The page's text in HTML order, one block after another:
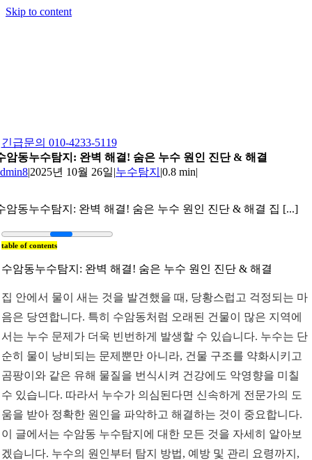
Skip to content
긴급문의 010-4233-5119
암동누수탐지: 완벽 해결! 숨은 누수 원인 진단 & 해결
|2025년 10월 26일|누수탐지 |0.8 min|
암동누수탐지: 완벽 해결! 숨은 누수 원인 진단 & 해결 집 [...]
table of contents
수암동누수탐지: 완벽 해결! 숨은 누수 원인 진단 & 해결
집 안에서 물이 새는 것을 발견했을 때, 당황스럽고 걱정되는 마
음은 당연합니다. 특히 수암동처럼 오래된 건물이 많은 지역에
서는 누수 문제가 더욱 빈번하게 발생할 수 있습니다. 누수는 단
순히 물이 낭비되는 문제뿐만 아니라, 건물 구조를 약화시키고
곰팡이와 같은 유해 물질을 번식시켜 건강에도 악영향을 미칠
수 있습니다. 따라서 누수가 의심된다면 신속하게 전문가의 도
움을 받아 정확한 원인을 파악하고 해결하는 것이 중요합니다.
이 글에서는 수암동 누수탐지에 대한 모든 것을 자세히 알아보
겠습니다. 누수의 원인부터 탐지 방법, 예방 및 관리 요령까지,